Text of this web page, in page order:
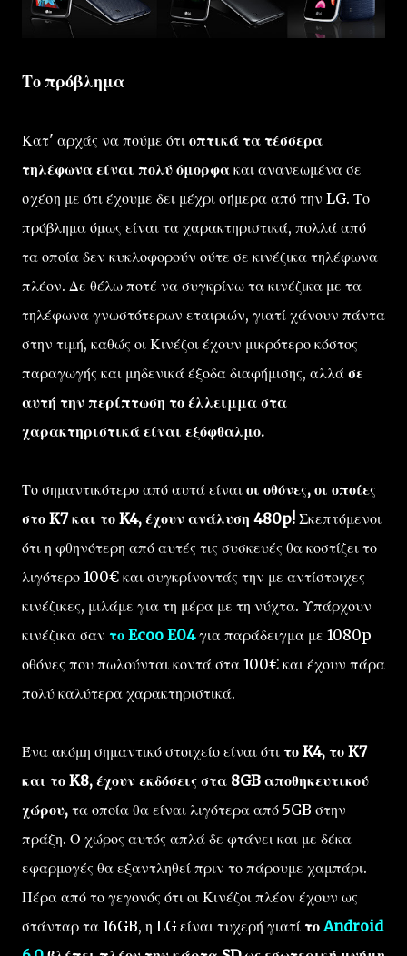
Το πρόβλημα
Κατ' αρχάς να πούμε ότι οπτικά τα τέσσερα
τηλέφωνα είναι πολύ όμορφα και ανανεωμένα σε
σχέση με ότι έχουμε δει μέχρι σήμερα από την LG. Το
πρόβλημα όμως είναι τα χαρακτηριστικά, πολλά από
τα οποία δεν κυκλοφορούν ούτε σε κινέζικα τηλέφωνα
πλέον. Δε θέλω ποτέ να συγκρίνω τα κινέζικα με τα
τηλέφωνα γνωστότερων εταιριών, γιατί χάνουν πάντα
στην τιμή, καθώς οι Κινέζοι έχουν μικρότερο κόστος
παραγωγής και μηδενικά έξοδα διαφήμισης, αλλά σε
αυτή την περίπτωση το έλλειμμα στα
χαρακτηριστικά είναι εξόφθαλμο.
Το σημαντικότερο από αυτά είναι οι οθόνες, οι οποίες
στο K7 και το K4, έχουν ανάλυση 480p! Σκεπτόμενοι
ότι η φθηνότερη από αυτές τις συσκευές θα κοστίζει το
λιγότερο 100€ και συγκρίνοντάς την με αντίστοιχες
κινέζικες, μιλάμε για τη μέρα με τη νύχτα. Υπάρχουν
κινέζικα σαν το Ecoo E04για παράδειγμα με 1080p
οθόνες που πωλούνται κοντά στα 100€ και έχουν πάρα
πολύ καλύτερα χαρακτηριστικά.
Ένα ακόμη σημαντικό στοιχείο είναι ότι το K4, το K7
και το K8, έχουν εκδόσεις στα 8GB αποθηκευτικού
χώρου, τα οποία θα είναι λιγότερα από 5GB στην
πράξη. Ο χώρος αυτός απλά δε φτάνει και με δέκα
εφαρμογές θα εξαντληθεί πριν το πάρουμε χαμπάρι.
Πέρα από το γεγονός ότι οι Κινέζοι πλέον έχουν ως
στάνταρ τα 16GB, η LG είναι τυχερή γιατί τοAndroid